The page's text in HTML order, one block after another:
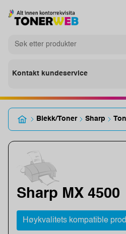
Kontakt kundeservice
Blekk/Toner Sharp
Sharp MX 4500
Høykvalitets kompatible